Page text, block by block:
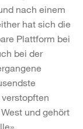
nach einem
hat sich die
Plattform bei
bei der
und gehört